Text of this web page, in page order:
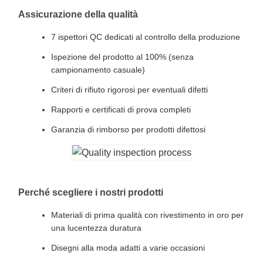
Assicurazione della qualità
7 ispettori QC dedicati al controllo della produzione
Ispezione del prodotto al 100% (senza
campionamento casuale)
Criteri di rifiuto rigorosi per eventuali difetti
Rapporti e certificati di prova completi
Garanzia di rimborso per prodotti difettosi
Perché scegliere i nostri prodotti
Materiali di prima qualità con rivestimento in oro per
una lucentezza duratura
Disegni alla moda adatti a varie occasioni